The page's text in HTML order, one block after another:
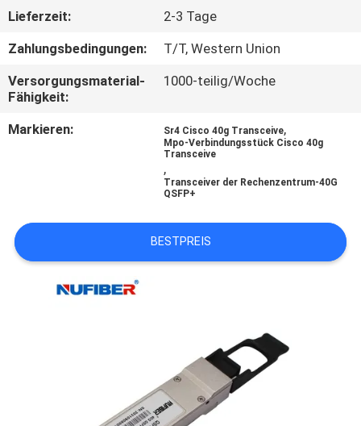
TRETEN
SIE
MIT
UNS
IN
FORDERN
Lieferzeit:
2-3 Tage
Zahlungsbedingungen:
T/T, Western Union
Versorgungsmaterial-
Fähigkeit:
1000-teilig/Woche
Markieren: Sr4 Cisco 40g Transceive,
Mpo-Verbindungsstück Cisco 40g
Transceive
,
Transceiver der Rechenzentrum-40G
QSFP+
BESTPREIS